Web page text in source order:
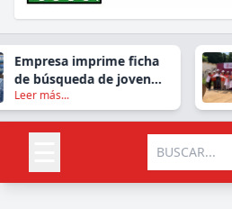
Empresa imprime ficha
de búsqueda de joven
desaparecido en
empaques de cal
Leer más...